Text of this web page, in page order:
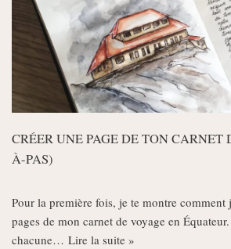
CRÉER UNE PAGE DE TON CARNET
À-PAS)
Pour la première fois, je te montre comment
pages de mon carnet de voyage en
chacune… Lire la suite »